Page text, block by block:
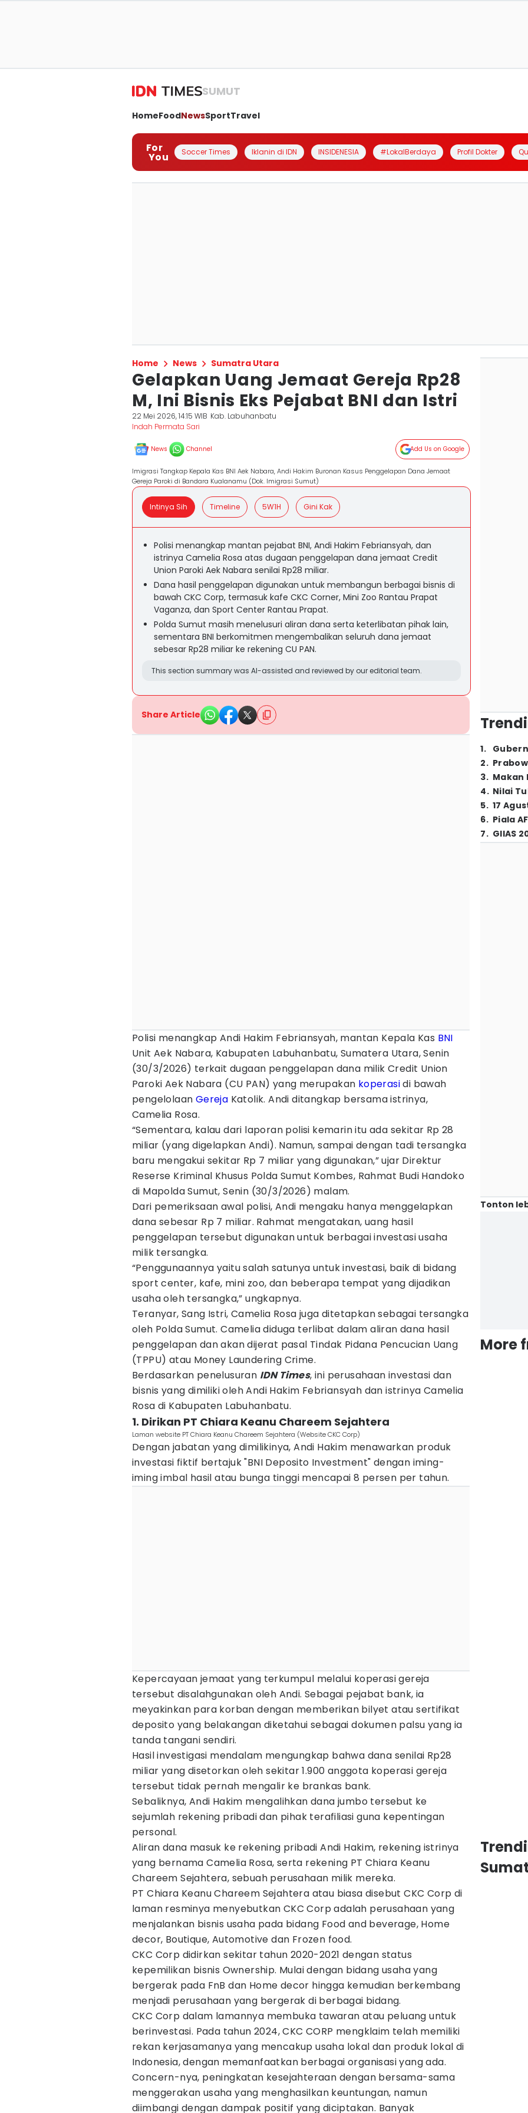
SUMUT
HomeFoodNewsSportTravel
For
You Soccer Times Iklanin di IDN INSIDENESIA #LokalBerdaya Profil Dokter
Home News Sumatra Utara
Gelapkan Uang Jemaat Gereja Rp28
M, Ini Bisnis Eks Pejabat BNI dan Istri
22 Mei 2026, 14:15 WIB Kab. Labuhanbatu
Indah Permata Sari
News Channel Add Us on Google
Imigrasi Tangkap Kepala Kas BNI Aek Nabara, Andi Hakim Buronan Kasus Penggelapan Dana Jemaat
Gereja Paroki di Bandara Kualanamu (Dok. Imigrasi Sumut)
Intinya Sih Timeline 5W1H Gini Kak
Polisi menangkap mantan pejabat BNI, Andi Hakim Febriansyah, dan
istrinya Camelia Rosa atas dugaan penggelapan dana jemaat Credit
Union Paroki Aek Nabara senilai Rp28 miliar.
Dana hasil penggelapan digunakan untuk membangun berbagai bisnis di
bawah CKC Corp, termasuk kafe CKC Corner, Mini Zoo Rantau Prapat
Vaganza, dan Sport Center Rantau Prapat.
Polda Sumut masih menelusuri aliran dana serta keterlibatan pihak lain,
sementara BNI berkomitmen mengembalikan seluruh dana jemaat
sebesar Rp28 miliar ke rekening CU PAN.
This section summary was AI-assisted and reviewed by our editorial team.
Share Article
Polisi menangkap Andi Hakim Febriansyah, mantan Kepala Kas BNI
Unit Aek Nabara, Kabupaten Labuhanbatu, Sumatera Utara, Senin
(30/3/2026) terkait dugaan penggelapan dana milik Credit Union
Paroki Aek Nabara (CU PAN) yang merupakan koperasidi bawah
pengelolaan Gereja Katolik. Andi ditangkap bersama istrinya,
Camelia Rosa.
“Sementara, kalau dari laporan polisi kemarin itu ada sekitar Rp 28
miliar (yang digelapkan Andi). Namun, sampai dengan tadi tersangka
baru mengakui sekitar Rp 7 miliar yang digunakan,” ujar Direktur
Reserse Kriminal Khusus Polda Sumut Kombes, Rahmat Budi Handoko
di Mapolda Sumut, Senin (30/3/2026) malam.
Dari pemeriksaan awal polisi, Andi mengaku hanya menggelapkan
dana sebesar Rp 7 miliar. Rahmat mengatakan, uang hasil
penggelapan tersebut digunakan untuk berbagai investasi usaha
milik tersangka.
“Penggunaannya yaitu salah satunya untuk investasi, baik di bidang
sport center, kafe, mini zoo, dan beberapa tempat yang dijadikan
usaha oleh tersangka,” ungkapnya.
Teranyar, Sang Istri, Camelia Rosa juga ditetapkan sebagai tersangka
oleh Polda Sumut. Camelia diduga terlibat dalam aliran dana hasil
penggelapan dan akan dijerat pasal Tindak Pidana Pencucian Uang
(TPPU) atau Money Laundering Crime.
Berdasarkan penelusuran IDN Times, ini perusahaan investasi dan
bisnis yang dimiliki oleh Andi Hakim Febriansyah dan istrinya Camelia
Rosa di Kabupaten Labuhanbatu.
1. Dirikan PT Chiara Keanu Chareem Sejahtera
Laman website PT Chiara Keanu Chareem Sejahtera (Website CKC Corp)
Dengan jabatan yang dimilikinya, Andi Hakim menawarkan produk
investasi fiktif bertajuk "BNI Deposito Investment" dengan iming-
iming imbal hasil atau bunga tinggi mencapai 8 persen per tahun.
Kepercayaan jemaat yang terkumpul melalui koperasi gereja
tersebut disalahgunakan oleh Andi. Sebagai pejabat bank, ia
meyakinkan para korban dengan memberikan bilyet atau sertifikat
deposito yang belakangan diketahui sebagai dokumen palsu yang ia
tanda tangani sendiri.
Hasil investigasi mendalam mengungkap bahwa dana senilai Rp28
miliar yang disetorkan oleh sekitar 1.900 anggota koperasi gereja
tersebut tidak pernah mengalir ke brankas bank.
Sebaliknya, Andi Hakim mengalihkan dana jumbo tersebut ke
sejumlah rekening pribadi dan pihak terafiliasi guna kepentingan
personal.
Aliran dana masuk ke rekening pribadi Andi Hakim, rekening istrinya
yang bernama Camelia Rosa, serta rekening PT Chiara Keanu
Chareem Sejahtera, sebuah perusahaan milik mereka.
PT Chiara Keanu Chareem Sejahtera atau biasa disebut CKC Corp di
laman resminya menyebutkan CKC Corp adalah perusahaan yang
menjalankan bisnis usaha pada bidang Food and beverage, Home
decor, Boutique, Automotive dan Frozen food.
CKC Corp didirkan sekitar tahun 2020-2021 dengan status
kepemilikan bisnis Ownership. Mulai dengan bidang usaha yang
bergerak pada FnB dan Home decor hingga kemudian berkembang
menjadi perusahaan yang bergerak di berbagai bidang.
CKC Corp dalam lamannya membuka tawaran atau peluang untuk
berinvestasi. Pada tahun 2024, CKC CORP mengklaim telah memiliki
rekan kerjasamanya yang mencakup usaha lokal dan produk lokal di
Indonesia, dengan memanfaatkan berbagai organisasi yang ada.
Concern-nya, peningkatan kesejahteraan dengan bersama-sama
menggerakan usaha yang menghasilkan keuntungan, namun
diimbangi dengan dampak positif yang diciptakan. Banyak
1.
2.
3. Makan
4. Nilai
5. 17
6. Piala
7. GIIAS
Tonton
More